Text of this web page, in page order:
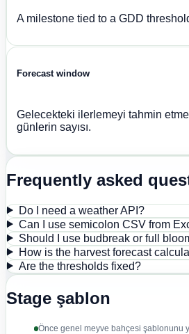
A milestone tied to a GDD
Forecast window
Gelecekteki ilerlemeyi tahmin
günlerin sayısı.
Frequently asked
Do I need a weather API?
Can I use semicolon CSV from
Should I use budbreak or full
How is the harvest forecast
Are the thresholds fixed?
Stage şablon
Önce genel meyve bahçesi şablonunu